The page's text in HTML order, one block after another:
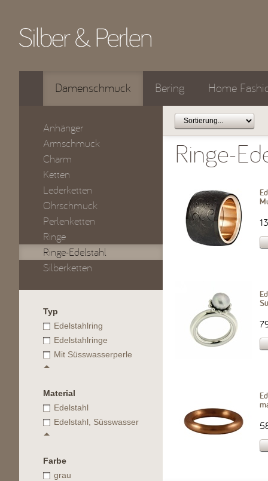
Damenschmuck Bering Home
Anhänger
Armschmuck
Charm
Ketten
Lederketten
Ohrschmuck
Perlenketten
Ringe
Ringe-Edelstahl
Silberketten
Typ
Edelstahlring
Edelstahlringe
Mit Süsswasserperle
Material
Edelstahl
Edelstahl, Süsswasserperle
Farbe
grau
Ringe-